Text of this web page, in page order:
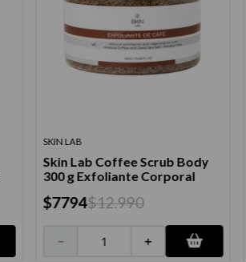
SKIN LAB
Skin Lab Coffee Scrub Body
300 g Exfoliante Corporal
$7794$12.990
＋
－